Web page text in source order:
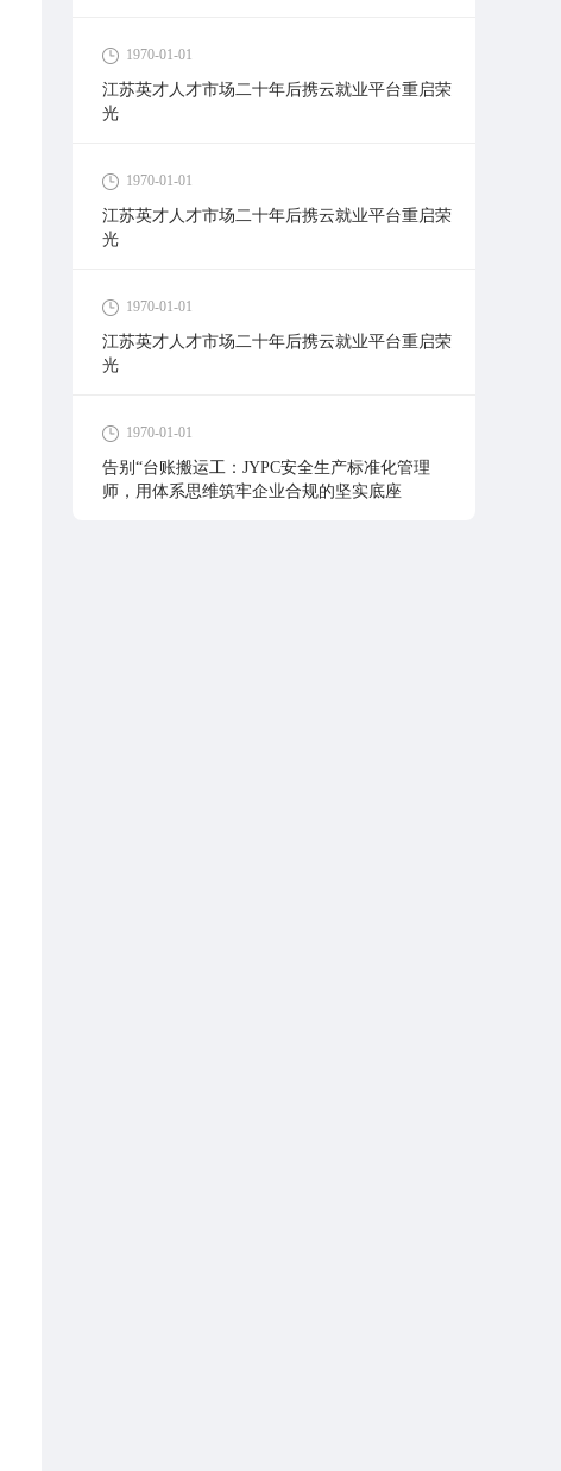
1970-01-01
江苏英才人才市场二十年后携云就业平台重启荣
光
1970-01-01
江苏英才人才市场二十年后携云就业平台重启荣
光
1970-01-01
江苏英才人才市场二十年后携云就业平台重启荣
光
1970-01-01
告别“台账搬运工：JYPC安全生产标准化管理
师，用体系思维筑牢企业合规的坚实底座